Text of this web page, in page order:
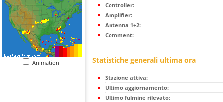
Animation
Controller:
Amplifier:
Antenna 1+2:
Comment:
Statistiche generali ultima ora
Stazione attiva:
Ultimo aggiornamento:
Ultimo fulmine rilevato: